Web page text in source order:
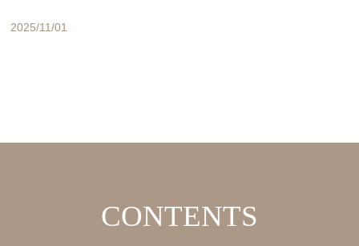
2025/11/01
CONTENTS